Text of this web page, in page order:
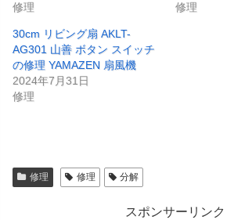
修理
修理
30cm リビング扇 AKLT-
AG301 山善 ボタン スイッチ
の修理 YAMAZEN 扇風機
2024年7月31日
修理
修理 修理 分解
スポンサーリンク